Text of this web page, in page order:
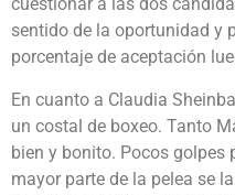
sentido de la oportunidad y
porcentaje de aceptación
En cuanto a Claudia
un costal de boxeo. Tanto
bien y bonito. Pocos golpes
mayor parte de la pelea se